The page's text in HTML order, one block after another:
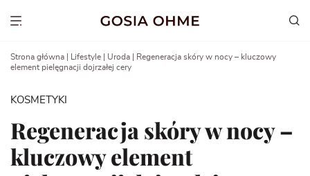
Show menu
Strona główna Lifestyle Uroda
Regeneracja skóry w nocy – kluczowy
element pielęgnacji dojrzałej cery
KOSMETYKI
Regeneracja skóry w nocy –
kluczowy element